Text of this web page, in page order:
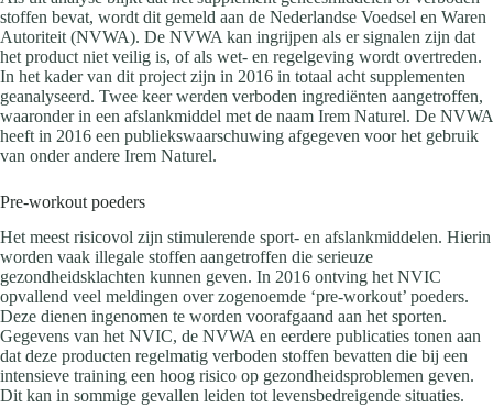
stoffen bevat, wordt dit gemeld aan de Nederlandse Voedsel en Waren
Autoriteit (NVWA). De NVWA kan ingrijpen als er signalen zijn dat
het product niet veilig is, of als wet- en regelgeving wordt overtreden.
In het kader van dit project zijn in 2016 in totaal acht supplementen
geanalyseerd. Twee keer werden verboden ingrediënten aangetroffen,
waaronder in een afslankmiddel met de naam Irem Naturel. De NVWA
heeft in 2016 een publiekswaarschuwing afgegeven voor het gebruik
van onder andere Irem Naturel.
Pre-workout poeders
Het meest risicovol zijn stimulerende sport- en afslankmiddelen. Hierin
worden vaak illegale stoffen aangetroffen die serieuze
gezondheidsklachten kunnen geven. In 2016 ontving het NVIC
opvallend veel meldingen over zogenoemde ‘pre-workout’ poeders.
Deze dienen ingenomen te worden voorafgaand aan het sporten.
Gegevens van het NVIC, de NVWA en eerdere publicaties tonen aan
dat deze producten regelmatig verboden stoffen bevatten die bij een
intensieve training een hoog risico op gezondheidsproblemen geven.
Dit kan in sommige gevallen leiden tot levensbedreigende situaties.